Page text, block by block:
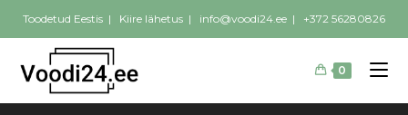
Toodetud Eestis | Kiire lähetus | info@voodi24.ee | +372 56280826
0